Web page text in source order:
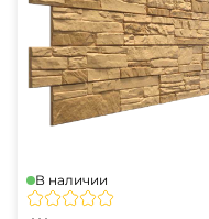
В наличии